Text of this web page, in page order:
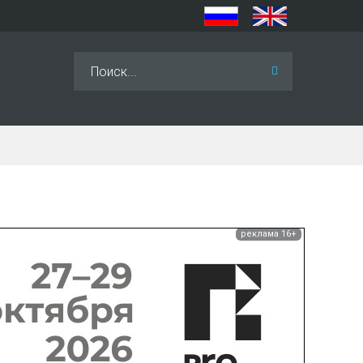
реклама 16+